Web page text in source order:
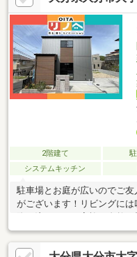
帖以上と広々とした空間の
中に階段を上り下りしなく
ても安心です！・お庭は広
家庭菜園等を楽しむなど魅力
2階建て
システムキッチン
駐車場とお庭が広いのでご友
がございます！リビングには
とてるリビング階段は、木
切ってます！■ローソン大分